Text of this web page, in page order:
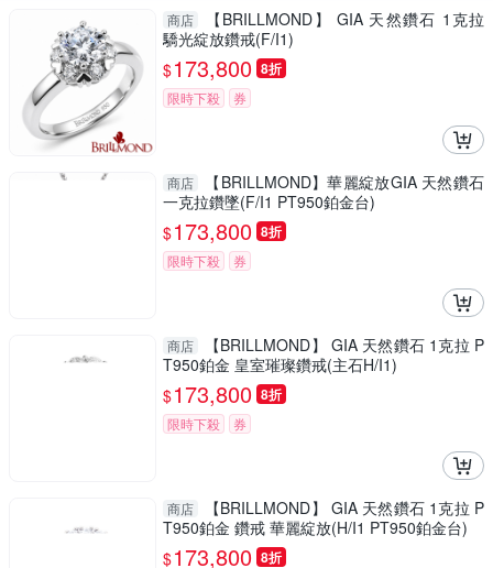
商店
【BRILLMOND】 GIA 天然鑽石 1克拉
驕光綻放鑽戒(F/I1)
$173,800 8折
限時下殺 券
商店
【BRILLMOND】華麗綻放GIA 天然鑽石
一克拉鑽墜(F/I1 PT950鉑金台)
$173,800 8折
限時下殺 券
商店
【BRILLMOND】 GIA 天然鑽石 1克拉 P
T950鉑金 皇室璀璨鑽戒(主石H/I1)
$173,800 8折
限時下殺 券
商店
【BRILLMOND】 GIA 天然鑽石 1克拉 P
T950鉑金 鑽戒 華麗綻放(H/I1 PT950鉑金台)
$173,800 8折